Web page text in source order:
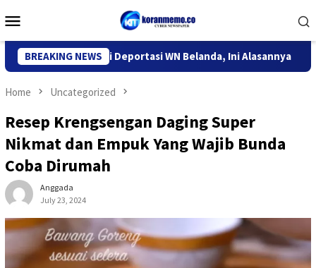
to
Menu
BREAKING NEWS
Kediri Deportasi WN Belanda, Ini Alasannya 9
Home Uncategorized
Resep Krengsengan Daging Super
Nikmat dan Empuk Yang Wajib Bunda
Coba Dirumah
Anggada
July 23, 2024